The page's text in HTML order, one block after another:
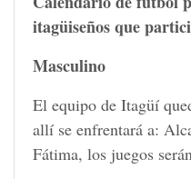
itagüiseños que
Masculino
El equipo de Itagüí
allí se enfrentará a:
Fátima, los juegos